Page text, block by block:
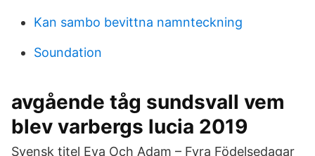
Kan sambo bevittna namnteckning
Soundation
avgående tåg sundsvall vem
blev varbergs lucia 2019
Svensk titel Eva Och Adam – Fyra Födelsedagar